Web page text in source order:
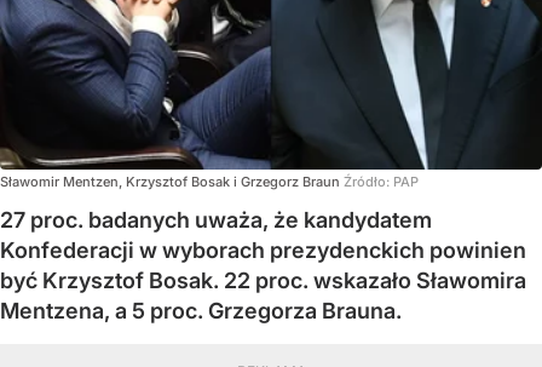
Sławomir Mentzen, Krzysztof Bosak i Grzegorz Braun Źródło: PAP
27 proc. badanych uważa, że kandydatem
Konfederacji w wyborach prezydenckich powinien
być Krzysztof Bosak. 22 proc. wskazało Sławomira
Mentzena, a 5 proc. Grzegorza Brauna.